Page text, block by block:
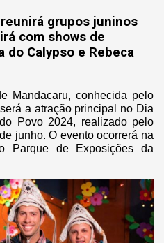
grupos juninos
com shows de
do Calypso e Rebeca
Mandacaru, conhecida pelo
a atração principal no Dia
Povo 2024, realizado pelo
junho. O evento ocorrerá na
Parque de Exposições da